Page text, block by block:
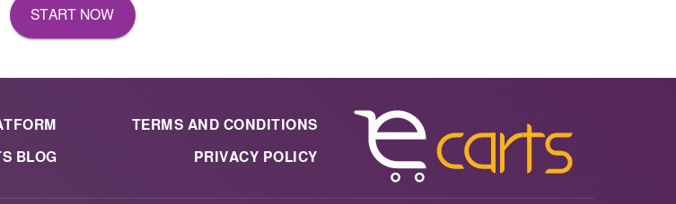
START NOW
TERMS AND CONDITIONS
PRIVACY POLICY
BLOG